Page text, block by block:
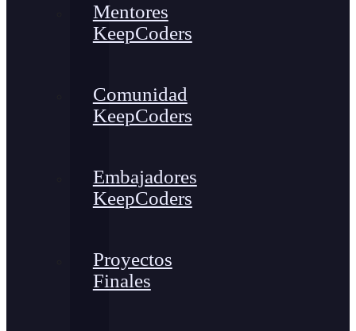
Mentores
KeepCoders
Comunidad
KeepCoders
Embajadores
KeepCoders
Proyectos
Finales